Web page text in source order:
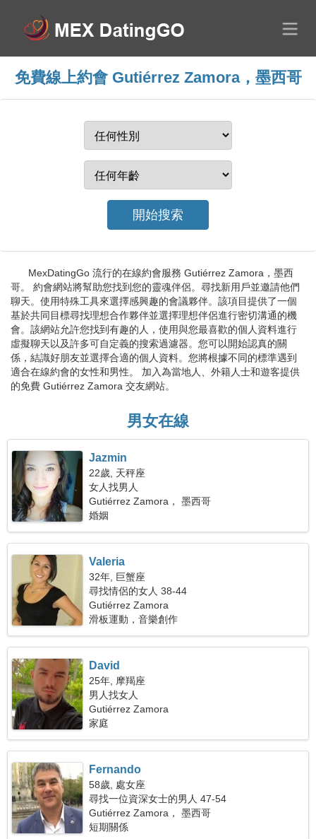
免費線上約會 Gutiérrez Zamora，墨西哥
MexDatingGo 流行的在線約會服務 Gutiérrez Zamora，墨西
哥。 約會網站將幫助您找到您的靈魂伴侶。尋找新用戶並邀請他們
聊天。使用特殊工具來選擇感興趣的會議夥伴。該項目提供了一個
基於共同目標尋找理想合作夥伴並選擇理想伴侶進行密切溝通的機
會。該網站允許您找到有趣的人，使用與您最喜歡的個人資料進行
虛擬聊天以及許多可自定義的搜索過濾器。您可以開始認真的關
係，結識好朋友並選擇合適的個人資料。您將根據不同的標準遇到
適合在線約會的女性和男性。 加入為當地人、外籍人士和遊客提供
的免費 Gutiérrez Zamora 交友網站。
男女在線
Jazmin
22歲, 天秤座
女人找男人
Gutiérrez Zamora， 墨西哥
婚姻
Valeria
32年, 巨蟹座
尋找情侶的女人 38-44
Gutiérrez Zamora
滑板運動，音樂創作
David
25年, 摩羯座
男人找女人
Gutiérrez Zamora
家庭
Fernando
58歲, 處女座
尋找一位資深女士的男人 47-54
Gutiérrez Zamora， 墨西哥
短期關係